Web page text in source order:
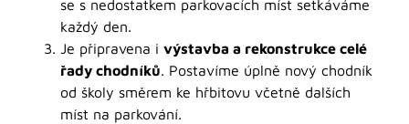
se s nedostatkem parkovacích míst setkáváme
každý den.
Je připravena i výstavba a rekonstrukce celé
řady chodníků. Postavíme úplně nový chodník
od školy směrem ke hřbitovu včetně dalších
míst na parkování.